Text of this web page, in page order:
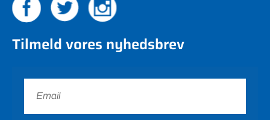
Tilmeld vores nyhedsbrev